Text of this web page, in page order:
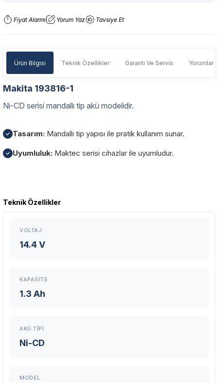
Fiyat Alarmı Yorum Yaz Tavsiye Et
Ürün Bilgisi Teknik Özellikler Garanti Ve Servis Yorumlar
Makita 193816-1
Ni-CD serisi mandallı tip akü modelidir.
✓ Tasarım: Mandallı tip yapısı ile pratik kullanım sunar.
✓ Uyumluluk: Maktec serisi cihazlar ile uyumludur.
Tüm ürünlerimiz üretici firma garantisi altındadır. Size en yakın
Yaygın Servis Ağı
Teknik Özellikler
VOLTAJ
14.4 V
KAPASITE
1.3 Ah
AKÜ TIPI
Ni-CD
MODEL